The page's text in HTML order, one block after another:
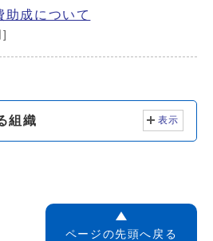
助成について
組織 表示
ページの先頭へ戻る